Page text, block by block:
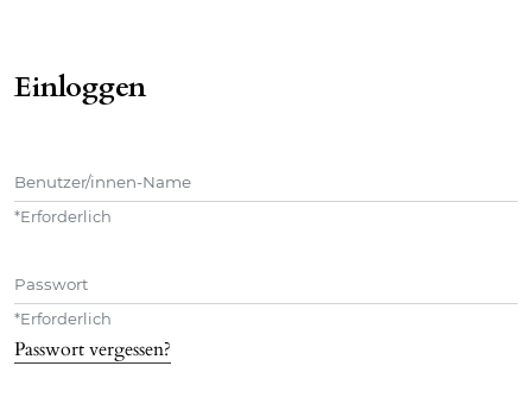
Einloggen
Benutzer/innen-Name
*Erforderlich
Passwort
*Erforderlich
Passwort vergessen?